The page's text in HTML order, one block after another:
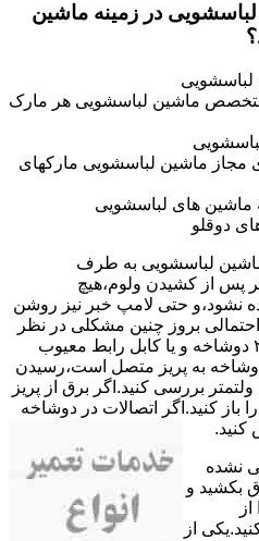
در زمینه ماشین
متخصص ماشین لباسشویی هر مارک
ماشین لباسشویی مارکهای
های لباسشویی
دوقلو
ماشین لباسشویی به طرف
ﭘﺲ از ﮐﺸﯿﺪن وﻟﻮم،ﻫﯿﭻ
نشود،و حتی ﻻﻣﭗ ﺧﺒﺮ ﻧﯿﺰ روﺷﻦ
احتمالی بروز چنین مشکلی در نظر
داشته باشید:۱٫ ﭘﺮﯾﺰ ﺑﺮق ﻧﺪارد.۲٫ دوﺷﺎﺧﻪ و ﯾﺎ ﮐﺎﺑﻞ راﺑﻂ ﻣﻌﯿﻮب
ﺑﻪ ﭘﺮﯾﺰ ﻣﺘﺼﻞ اﺳﺖ،رﺳﯿﺪن
بررسی ﮐﻨﯿﺪ.اﮔﺮ ﺑﺮق از ﭘﺮﯾﺰ
باز کنید.اﮔﺮ اﺗﺼﺎﻻت در دوشاخه
کنید.
ﻧﺸﺪه
بکشید و
از